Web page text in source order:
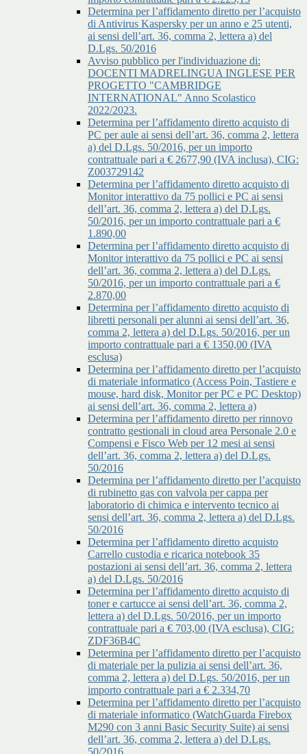
Determina per l’affidamento diretto per l’acquisto
di Antivirus Kaspersky per un anno e 25 utenti,
ai sensi dell’art. 36, comma 2, lettera a) del
D.Lgs. 50/2016
Avviso pubblico per l'individuazione di:
DOCENTI MADRELINGUA INGLESE PER
PROGETTO "CAMBRIDGE
INTERNATIONAL" Anno Scolastico
2022/2023.
Determina per l’affidamento diretto acquisto di
PC per aule ai sensi dell’art. 36, comma 2, lettera
a) del D.Lgs. 50/2016, per un importo
contrattuale pari a € 2677,90 (IVA inclusa), CIG:
Z003729142
Determina per l’affidamento diretto acquisto di
Monitor interattivo da 75 pollici e PC ai sensi
dell’art. 36, comma 2, lettera a) del D.Lgs.
50/2016, per un importo contrattuale pari a €
1.890,00
Determina per l’affidamento diretto acquisto di
Monitor interattivo da 75 pollici e PC ai sensi
dell’art. 36, comma 2, lettera a) del D.Lgs.
50/2016, per un importo contrattuale pari a €
2.870,00
Determina per l’affidamento diretto acquisto di
libretti personali per alunni ai sensi dell’art. 36,
comma 2, lettera a) del D.Lgs. 50/2016, per un
importo contrattuale pari a € 1350,00 (IVA
esclusa)
Determina per l’affidamento diretto per l’acquisto
di materiale informatico (Access Poin, Tastiere e
mouse, hard disk, Monitor per PC e PC Desktop)
ai sensi dell’art. 36, comma 2, lettera a)
Determina per l’affidamento diretto per rinnovo
contratto gestionali in cloud area Personale 2.0 e
Compensi e Fisco Web per 12 mesi ai sensi
dell’art. 36, comma 2, lettera a) del D.Lgs.
50/2016
Determina per l’affidamento diretto per l’acquisto
di rubinetto gas con valvola per cappa per
laboratorio di chimica e intervento tecnico ai
sensi dell’art. 36, comma 2, lettera a) del D.Lgs.
50/2016
Determina per l’affidamento diretto acquisto
Carrello custodia e ricarica notebook 35
postazioni ai sensi dell’art. 36, comma 2, lettera
a) del D.Lgs. 50/2016
Determina per l’affidamento diretto acquisto di
toner e cartucce ai sensi dell’art. 36, comma 2,
lettera a) del D.Lgs. 50/2016, per un importo
contrattuale pari a € 703,00 (IVA esclusa), CIG:
ZDF36B4C
Determina per l’affidamento diretto per l’acquisto
di materiale per la pulizia ai sensi dell’art. 36,
comma 2, lettera a) del D.Lgs. 50/2016, per un
importo contrattuale pari a € 2.334,70
Determina per l’affidamento diretto per l’acquisto
di materiale informatico (WatchGuarda Firebox
M290 con 3 anni Basic Security Suite) ai sensi
dell’art. 36, comma 2, lettera a) del D.Lgs.